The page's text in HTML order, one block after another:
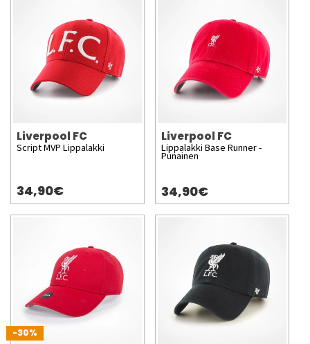
Liverpool FC
Script MVP Lippalakki
34,90€
Liverpool FC
Lippalakki Base Runner -
Punainen
34,90€
-30%